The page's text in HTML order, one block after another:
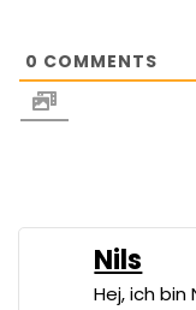
0 COMMENTS
Nils
Hej, ich